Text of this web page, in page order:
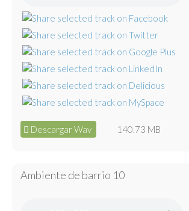
Descargar Wav 140.73 MB
Ambiente de barrio 10